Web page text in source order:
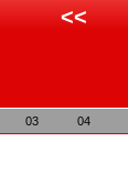
<<
03 04